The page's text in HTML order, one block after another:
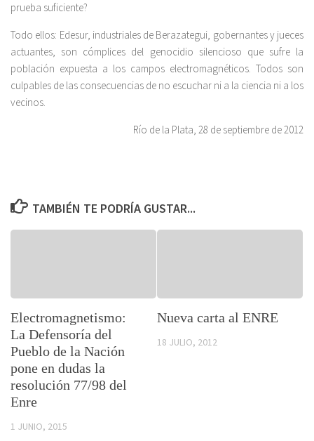
prueba suficiente?
Todo ellos: Edesur, industriales de Berazategui, gobernantes y jueces
actuantes, son cómplices del genocidio silencioso que sufre la
población expuesta a los campos electromagnéticos. Todos son
culpables de las consecuencias de no escuchar ni a la ciencia ni a los
vecinos.
Río de la Plata, 28 de septiembre de 2012
TAMBIÉN TE PODRÍA GUSTAR...
Electromagnetismo:
La Defensoría del
Pueblo de la Nación
pone en dudas la
resolución 77/98 del
Enre
1 JUNIO, 2015
Nueva carta al ENRE
18 JULIO, 2012